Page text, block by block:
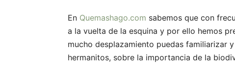
En Quemashago.com sabemos que con
a la vuelta de la esquina y por ello hemos
mucho desplazamiento puedas familiarizar
hermanitos, sobre la importancia de la